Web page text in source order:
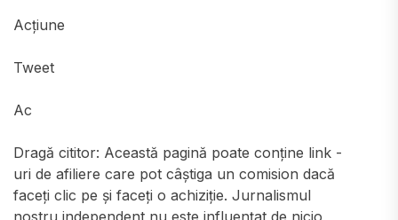
Acțiune
Tweet
Ac
Dragă cititor: Această pagină poate conține link -
uri de afiliere care pot câștiga un comision dacă
faceți clic pe și faceți o achiziție. Jurnalismul
nostru independent nu este influențat de nicio